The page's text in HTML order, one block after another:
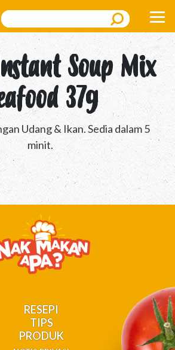
Search
Soup Mix
37g
Udang & Ikan. Sedia dalam 5
minit.
RESEPI
TIPS
PRODUK